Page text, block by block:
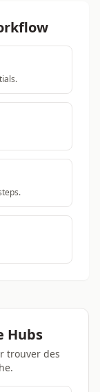
Hubs
trouver des